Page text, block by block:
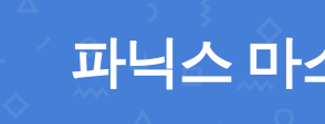
파닉스 마